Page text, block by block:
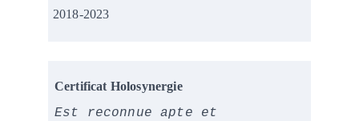
Certificat Holosynergie
Est reconnue apte et
2018-2023